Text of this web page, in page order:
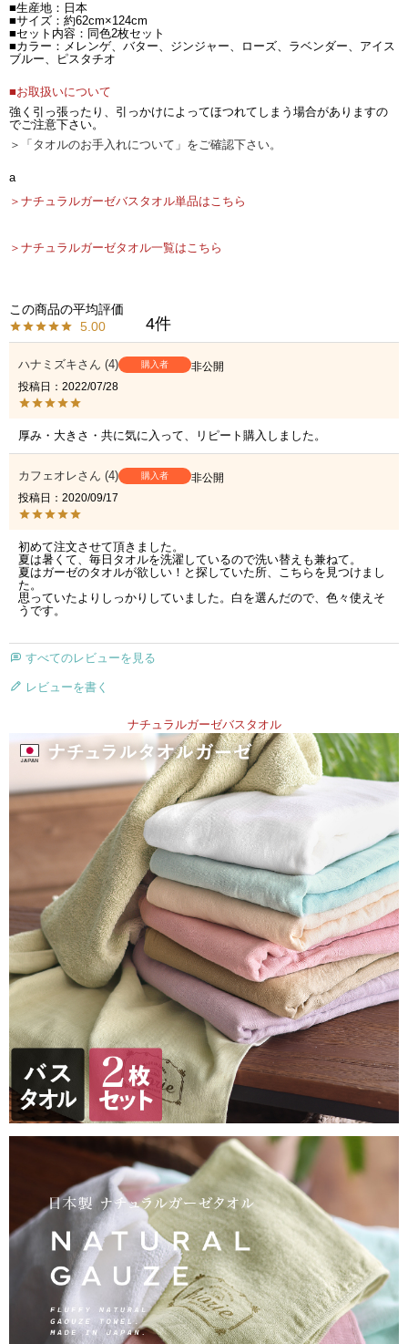
■生産地：日本
■サイズ：約62cm×124cm
■セット内容：同色2枚セット
■カラー：メレンゲ、バター、ジンジャー、ローズ、ラベンダー、アイス
ブルー、ピスタチオ
■お取扱いについて
強く引っ張ったり、引っかけによってほつれてしまう場合がありますの
でご注意下さい。
＞「タオルのお手入れについて」をご確認下さい。
a
＞ナチュラルガーゼバスタオル単品はこちら
＞ナチュラルガーゼタオル一覧はこちら
5.00 4
ハナミズキ 4 購入者
非公開
投稿日
2022/07/28
厚み・大きさ・共に気に入って、リピート購入しました。
カフェオレ 4 購入者
非公開
投稿日
2020/09/17
初めて注文させて頂きました。
夏は暑くて、毎日タオルを洗濯しているので洗い替えも兼ねて。
夏はガーゼのタオルが欲しい！と探していた所、こちらを見つけまし
た。
思っていたよりしっかりしていました。白を選んだので、色々使えそ
うです。
すべてのレビューを見る
レビューを書く
ナチュラルガーゼバスタオル